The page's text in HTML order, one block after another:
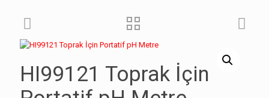
HI99121 Toprak İçin